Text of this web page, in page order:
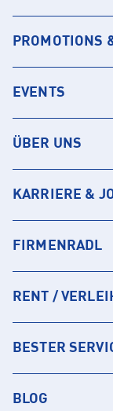
PROMOTIONS
EVENTS
ÜBER UNS
KARRIERE &
FIRMENRADL
RENT /
BESTER
BLOG